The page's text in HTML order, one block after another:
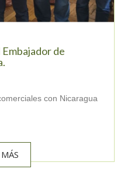
Embajador de
con Nicaragua